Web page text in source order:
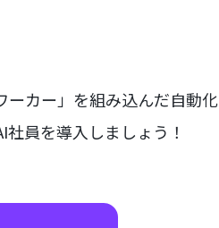
ーカー」を組み込んだ自動化
員を導入しましょう！